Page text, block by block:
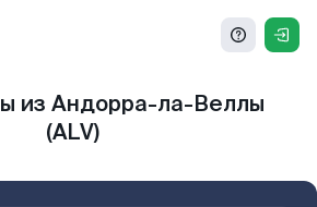
из Андорра-ла-Веллы
(ALV)